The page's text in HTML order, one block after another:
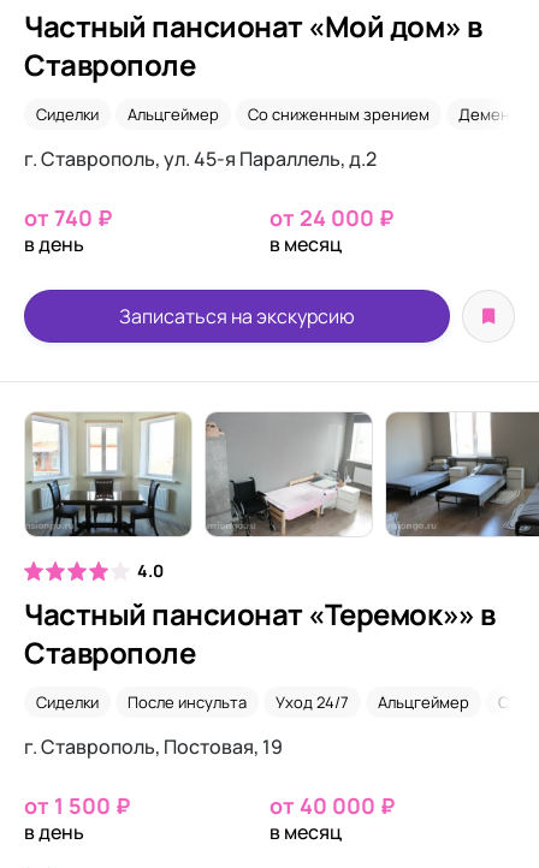
Частный пансионат «Мой дом» в
Ставрополе
Сиделки Альцгеймер Со сниженным зрением Деменция
г. Ставрополь, ул. 45-я Параллель, д.2
от 740 ₽
в день
от 24 000 ₽
в месяц
Записаться на экскурсию
4.0
Частный пансионат «Теремок»» в
Ставрополе
Сиделки После инсульта Уход 24/7 Альцгеймер
г. Ставрополь, Постовая, 19
от 1 500 ₽
в день
от 40 000 ₽
в месяц